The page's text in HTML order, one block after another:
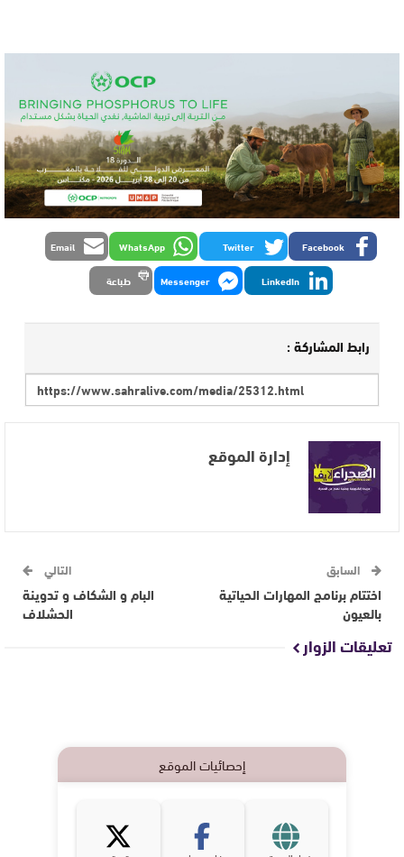
Facebook
Twitter
WhatsApp
Email
LinkedIn
Messenger طباعة
رابط المشاركة :
إدارة الموقع
السابق
اختتام برنامج المهارات الحياتية
بالعيون
التالي
البام و الشكاف و تدوينة
الحشلاف
تعليقات الزوار
إحصائيات الموقع